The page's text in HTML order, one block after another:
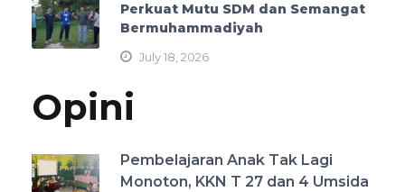
Perkuat Mutu SDM dan Semangat
Bermuhammadiyah
July 18, 2026
Opini
Pembelajaran Anak Tak Lagi
Monoton, KKN T 27 dan 4 Umsida